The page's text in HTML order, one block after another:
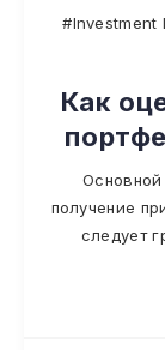
#Investment
Как
Основной
получение
следует